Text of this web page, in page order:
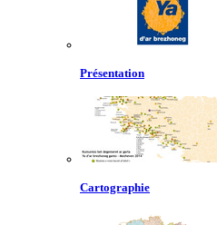
Présentation
Cartographie